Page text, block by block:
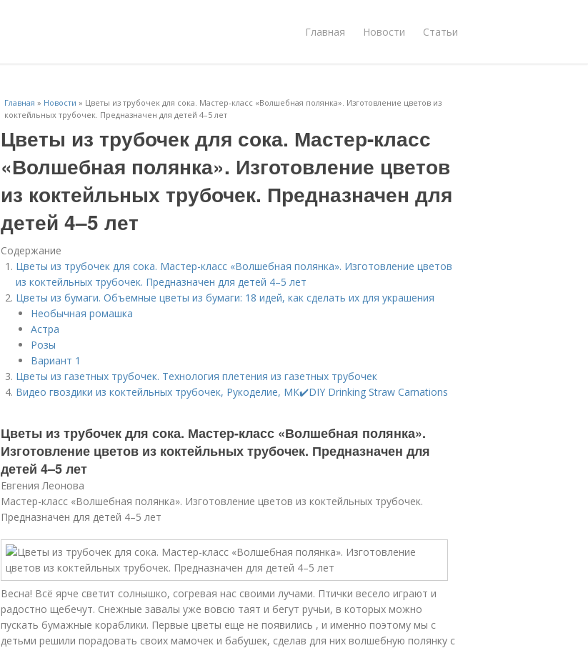
Главная Новости Статьи
Главная » Новости » Цветы из трубочек для сока. Мастер-класс «Волшебная полянка». Изготовление цветов из
коктейльных трубочек. Предназначен для детей 4–5 лет
Цветы из трубочек для сока. Мастер-класс
«Волшебная полянка». Изготовление цветов
из коктейльных трубочек. Предназначен для
детей 4–5 лет
Содержание
Цветы из трубочек для сока. Мастер-класс «Волшебная полянка». Изготовление цветов
из коктейльных трубочек. Предназначен для детей 4–5 лет
Цветы из бумаги. Объемные цветы из бумаги: 18 идей, как сделать их для украшения
Необычная ромашка
Астра
Розы
Вариант 1
Цветы из газетных трубочек. Технология плетения из газетных трубочек
Видео гвоздики из коктейльных трубочек, Рукоделие, МК✔️DIY Drinking Straw Carnations
Цветы из трубочек для сока. Мастер-класс «Волшебная полянка».
Изготовление цветов из коктейльных трубочек. Предназначен для
детей 4–5 лет
Евгения Леонова
Мастер-класс «Волшебная полянка». Изготовление цветов из коктейльных трубочек.
Предназначен для детей 4–5 лет
Весна! Всё ярче светит солнышко, согревая нас своими лучами. Птички весело играют и
радостно щебечут. Снежные завалы уже вовсю таят и бегут ручьи, в которых можно
пускать бумажные кораблики. Первые цветы еще не появились , и именно поэтому мы с
детьми решили порадовать своих мамочек и бабушек, сделав для них волшебную полянку с